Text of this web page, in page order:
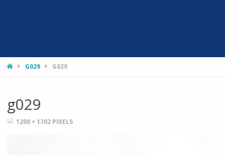
HOMEG029 G029
g029
FULL1200 × 1702 PIXELS